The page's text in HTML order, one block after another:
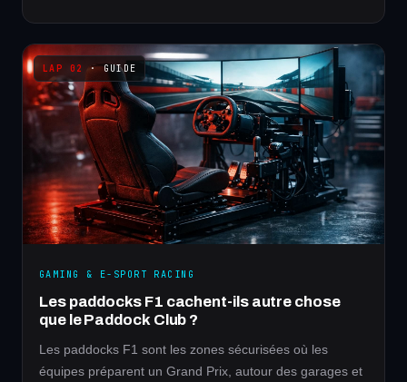
· GUIDE
GAMING & E-SPORT RACING
Les paddocks F1 cachent-ils autre chose
que le Paddock Club ?
Les paddocks F1 sont les zones sécurisées où les
équipes préparent un Grand Prix, autour des garages et